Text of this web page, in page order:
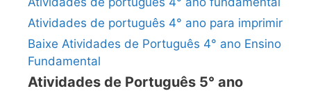
Atividades de português 4° ano para imprimir
Baixe Atividades de Português 4° ano Ensino
Fundamental
Atividades de Português 5° ano